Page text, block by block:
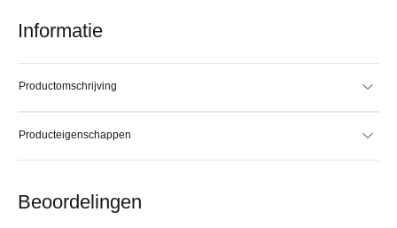
Informatie
Productomschrijving
Producteigenschappen
Beoordelingen